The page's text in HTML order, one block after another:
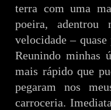
terra com uma
poeira, adentrou
velocidade – quase
Reunindo minhas
mais rápido que
pegaram nos
carroceria.